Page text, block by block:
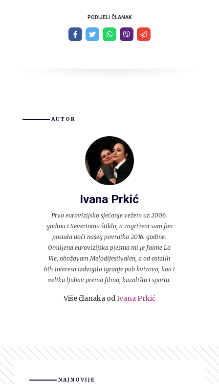
PODIJELI ČLANAK
AUTOR
Ivana Prkić
Prvo eurovizijsko sjećanje vežem uz 2006.
godinu i Severininu štiklu, a zagriženi sam fan
postala uoči našeg povratka 2016. godine.
Omiljena eurovizijska pjesma mi je J'aime La
Vie, obožavam Melodifestivalen, a od ostalih
bih interesa izdvojila igranje pub kvizova, kao i
veliku ljubav prema filmu, kazalištu i sportu.
Više članaka odIvana Prkić
NAJNOVIJE